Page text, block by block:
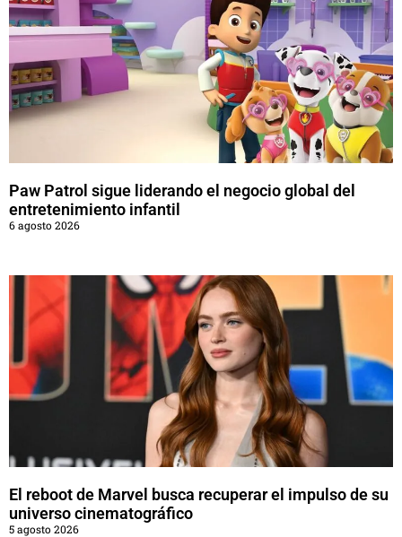
Paw Patrol sigue liderando el negocio global del
entretenimiento infantil
6 agosto 2026
El reboot de Marvel busca recuperar el impulso de su
universo cinematográfico
5 agosto 2026